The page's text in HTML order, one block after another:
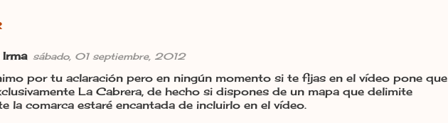
sábado, 01 septiembre, 2012
por tu aclaración pero en ningún momento si te fijas en el vídeo pone que
La Cabrera, de hecho si dispones de un mapa que delimite
la comarca estaré encantada de incluirlo en el vídeo.